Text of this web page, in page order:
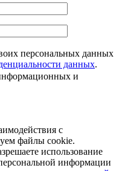
персональных данных
данных.
и
с
файлы cookie.
использование
информации